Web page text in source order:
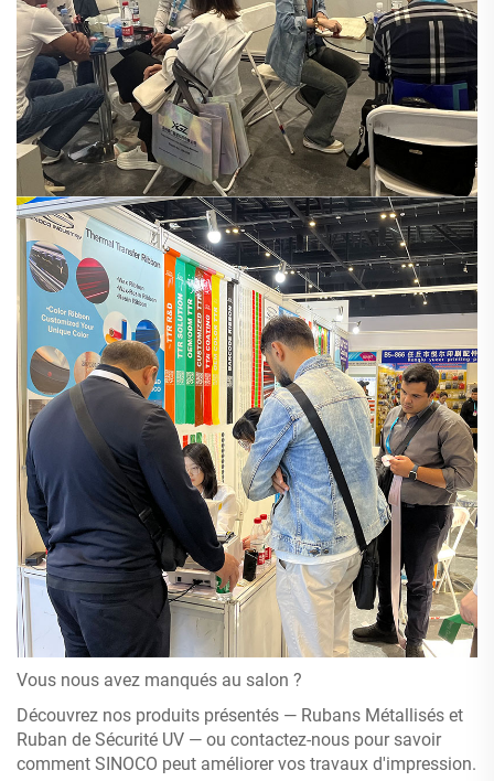
Vous nous avez manqués au salon ?
Découvrez nos produits présentés — Rubans Métallisés et
Ruban de Sécurité UV — ou contactez-nous pour savoir
comment SINOCO peut améliorer vos travaux d'impression.